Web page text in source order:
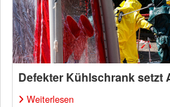
Defekter Kühlschrank setzt
Weiterlesen